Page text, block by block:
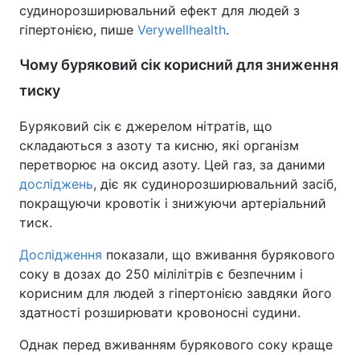
судинорозширювальний ефект для людей з
гіпертонією, пише Verywellhealth.
Чому буряковий сік корисний для зниження
тиску
Буряковий сік є джерелом нітратів, що
складаються з азоту та кисню, які організм
перетворює на оксид азоту. Цей газ, за даними
досліджень, діє як судинорозширювальний засіб,
покращуючи кровотік і знижуючи артеріальний
тиск.
Дослідження показали, що вживання бурякового
соку в дозах до 250 мілілітрів є безпечним і
корисним для людей з гіпертонією завдяки його
здатності розширювати кровоносні судини.
Однак перед вживанням бурякового соку краще